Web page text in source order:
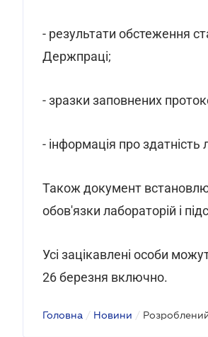
- результати обстеження
Держпраці;
- зразки заповнених
- інформація про
Також документ
обов'язки лабораторій і
Усі зацікавлені особи
26 березня включно.
Головна / Новини /